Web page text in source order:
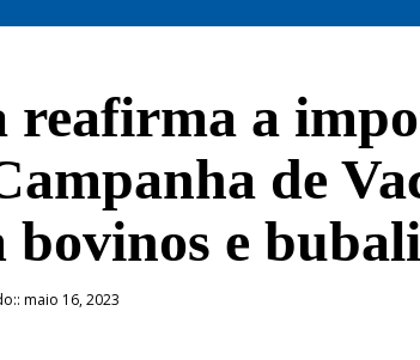
a
de
bovinos e
maio 16, 2023